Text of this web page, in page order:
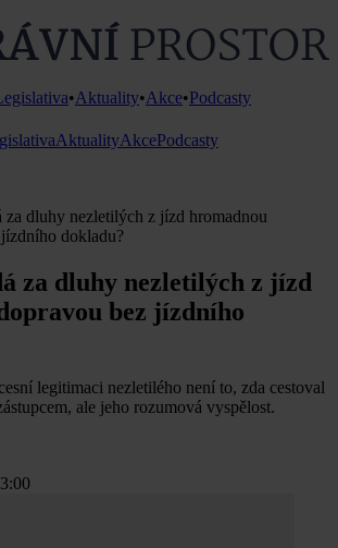
•Aktuality•Akce•Podcasty
AktualityAkcePodcasty
za dluhy nezletilých z jízd hromadnou
dokladu?
za dluhy nezletilých z jízd
bez jízdního
legitimaci nezletilého není to, zda cestoval
ale jeho rozumová vyspělost.